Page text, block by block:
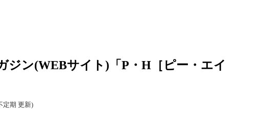
ン(WEBサイト)「P・H［ピー・エイ
定期 更新)